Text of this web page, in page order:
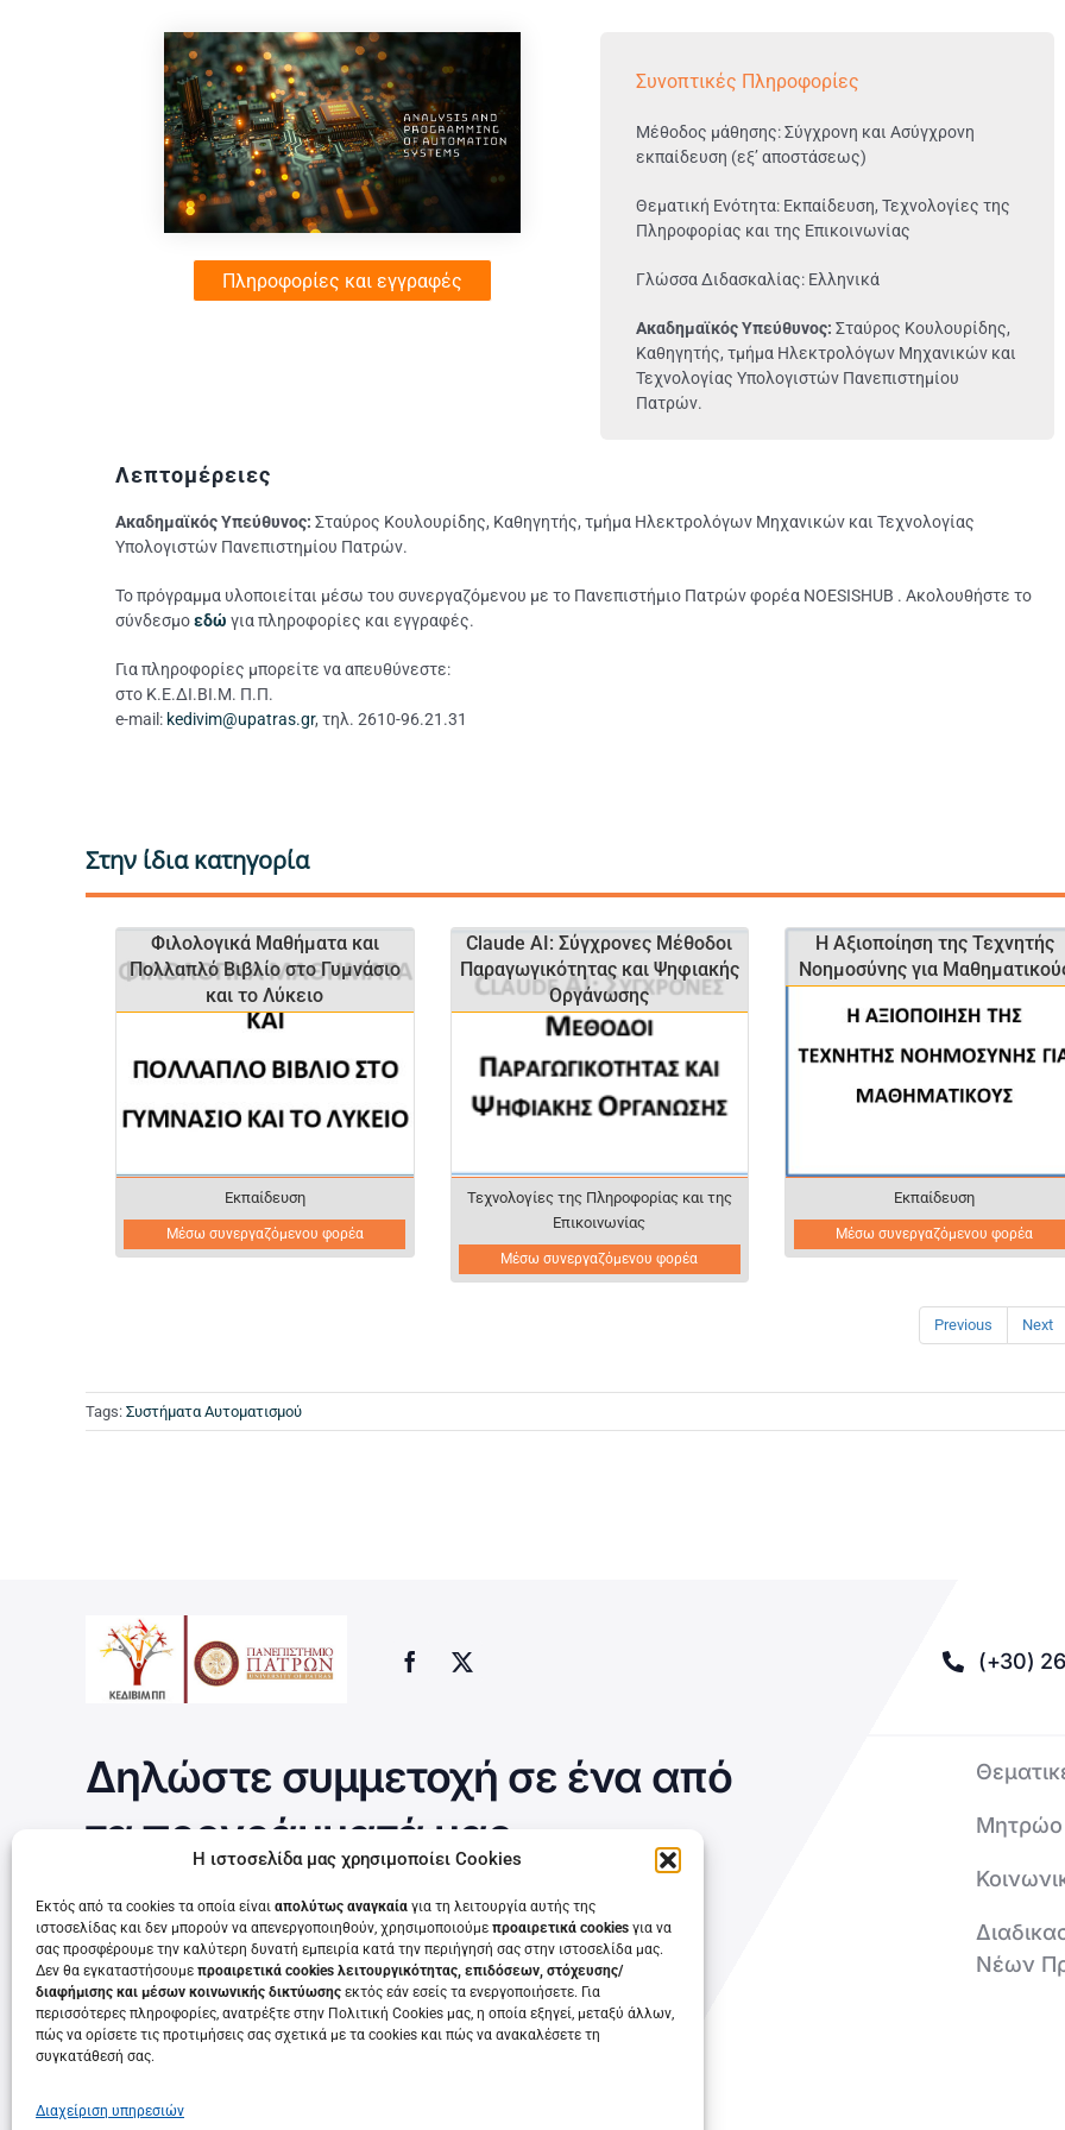
Η ιστοσελίδα μας χρησιμοποίει Cookies
Εκτός από τα cookies τα οποία είναι απολύτως αναγκαία για τη λειτουργία αυτής της
ιστοσελίδας και δεν μπορούν να απενεργοποιηθούν, χρησιμοποιούμε προαιρετικά cookies για να
σας προσφέρουμε την καλύτερη δυνατή εμπειρία κατά την περιήγησή σας στην ιστοσελίδα μας.
Δεν θα εγκαταστήσουμε προαιρετικά cookies λειτουργικότητας, επιδόσεων, στόχευσης/
διαφήμισης και μέσων κοινωνικής δικτύωσης εκτός εάν εσείς τα ενεργοποιήσετε. Για
περισσότερες πληροφορίες, ανατρέξτε στην Πολιτική Cookies μας, η οποία εξηγεί, μεταξύ άλλων,
πώς να ορίσετε τις προτιμήσεις σας σχετικά με τα cookies και πώς να ανακαλέσετε τη
συγκατάθεσή σας.
Διαχείριση υπηρεσιών
Πληροφορίες και εγγραφές
Συνοπτικές Πληροφορίες
Μέθοδος μάθησης: Σύγχρονη και Ασύγχρονη
εκπαίδευση (εξ’ αποστάσεως)
Θεματική Ενότητα: Εκπαίδευση, Τεχνολογίες της
Πληροφορίας και της Επικοινωνίας
Γλώσσα Διδασκαλίας: Ελληνικά
Ακαδημαϊκός Υπεύθυνος: Σταύρος Κουλουρίδης,
Καθηγητής, τμήμα Ηλεκτρολόγων Μηχανικών και
Τεχνολογίας Υπολογιστών Πανεπιστημίου
Πατρών.
Λεπτομέρειες
Ακαδημαϊκός Υπεύθυνος: Σταύρος Κουλουρίδης, Καθηγητής, τμήμα Ηλεκτρολόγων Μηχανικών και Τεχνολογίας
Υπολογιστών Πανεπιστημίου Πατρών.
Το πρόγραμμα υλοποιείται μέσω του συνεργαζόμενου με το Πανεπιστήμιο Πατρών φορέα NOESISHUB . Ακολουθήστε το
σύνδεσμοεδώ για πληροφορίες και εγγραφές.
Για πληροφορίες μπορείτε να απευθύνεστε:
στο Κ.Ε.ΔΙ.ΒΙ.Μ. Π.Π.
e-mail: kedivim@upatras.gr, τηλ. 2610-96.21.31
Στην ίδια κατηγορία
Φιλολογικά Μαθήματα και
Πολλαπλό Βιβλίο στο Γυμνάσιο
και το Λύκειο
Εκπαίδευση
Μέσω συνεργαζόμενου φορέα
Claude AI: Σύγχρονες Μέθοδοι
Παραγωγικότητας και Ψηφιακής
Οργάνωσης
Τεχνολογίες της Πληροφορίας και της
Επικοινωνίας
Μέσω συνεργαζόμενου φορέα
Η Αξιοποίηση της Τεχνητής
Νοημοσύνης για
Εκπαίδευση
Μέσω συνεργαζόμενου φορέα
Previous Next
Tags: Συστήματα Αυτοματισμού
(+30)
Δηλώστε συμμετοχή σε ένα από
τα προγράμματά μας
Τρέχουν τώρα
Μητρώο
Νέων